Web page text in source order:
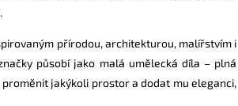
přírodou, architekturou, malířstvím i
působí jako malá umělecká díla – plná
jakýkoli prostor a dodat mu eleganci,